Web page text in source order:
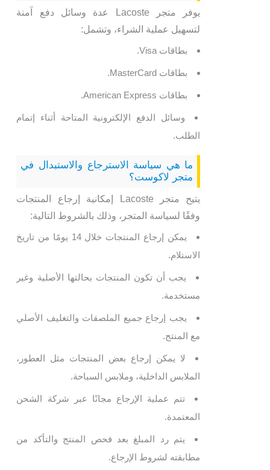
يوفر متجر Lacoste عدة وسائل دفع آمنة
لتسهيل عملية الشراء، وتشمل:
بطاقات Visa.
بطاقات MasterCard.
بطاقات American Express.
وسائل الدفع الإلكترونية المتاحة أثناء إتمام
الطلب.
ما هي سياسة الاسترجاع والاستبدال في
متجر لاكوست؟
يتيح متجر Lacoste إمكانية إرجاع المنتجات
وفقًا لسياسة المتجر، وذلك بالشروط التالية:
يمكن إرجاع المنتجات خلال 14 يومًا من تاريخ
الاستلام.
يجب أن تكون المنتجات بحالتها الأصلية وغير
مستخدمة.
يجب إرجاع جميع الملصقات والتغليف الأصلي
مع المنتج.
لا يمكن إرجاع بعض المنتجات مثل العطور،
الملابس الداخلية، وملابس السباحة.
تتم عملية الإرجاع مجانًا عبر شركة الشحن
المعتمدة.
يتم رد المبلغ بعد فحص المنتج والتأكد من
مطابقته لشروط الإرجاع.